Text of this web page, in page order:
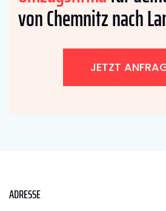
von Chemnitz nach
JETZT
ADRESSE